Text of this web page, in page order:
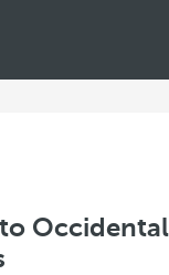
Occidental